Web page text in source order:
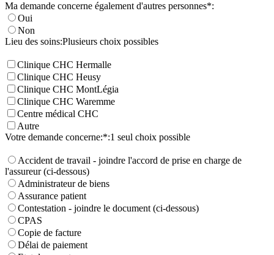
Ma demande concerne également d'autres personnes*:
Oui
Non
Lieu des soins:Plusieurs choix possibles
Clinique CHC Hermalle
Clinique CHC Heusy
Clinique CHC MontLégia
Clinique CHC Waremme
Centre médical CHC
Autre
Votre demande concerne:*:1 seul choix possible
Accident de travail - joindre l'accord de prise en charge de
l'assureur (ci-dessous)
Administrateur de biens
Assurance patient
Contestation - joindre le document (ci-dessous)
CPAS
Copie de facture
Délai de paiement